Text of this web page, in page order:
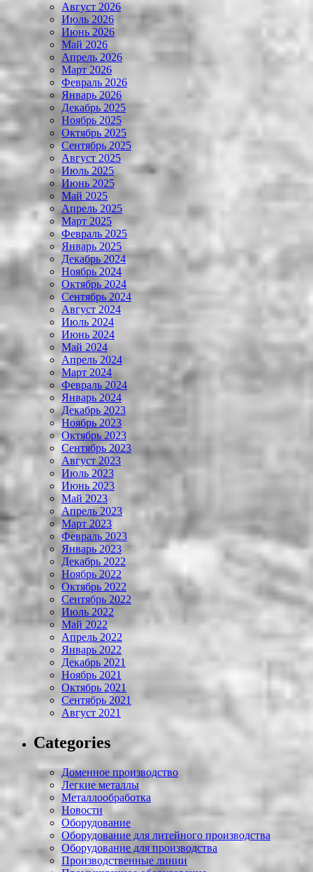
Август 2026
Июль 2026
Июнь 2026
Май 2026
Апрель 2026
Март 2026
Февраль 2026
Январь 2026
Декабрь 2025
Ноябрь 2025
Октябрь 2025
Сентябрь 2025
Август 2025
Июль 2025
Июнь 2025
Май 2025
Апрель 2025
Март 2025
Февраль 2025
Январь 2025
Декабрь 2024
Ноябрь 2024
Октябрь 2024
Сентябрь 2024
Август 2024
Июль 2024
Июнь 2024
Май 2024
Апрель 2024
Март 2024
Февраль 2024
Январь 2024
Декабрь 2023
Ноябрь 2023
Октябрь 2023
Сентябрь 2023
Август 2023
Июль 2023
Июнь 2023
Май 2023
Апрель 2023
Март 2023
Февраль 2023
Январь 2023
Декабрь 2022
Ноябрь 2022
Октябрь 2022
Сентябрь 2022
Июль 2022
Май 2022
Апрель 2022
Январь 2022
Декабрь 2021
Ноябрь 2021
Октябрь 2021
Сентябрь 2021
Август 2021
Categories
Доменное производство
Легкие металлы
Металлообработка
Новости
Оборудование
Оборудование для литейного производства
Оборудование для производства
Производственные линии